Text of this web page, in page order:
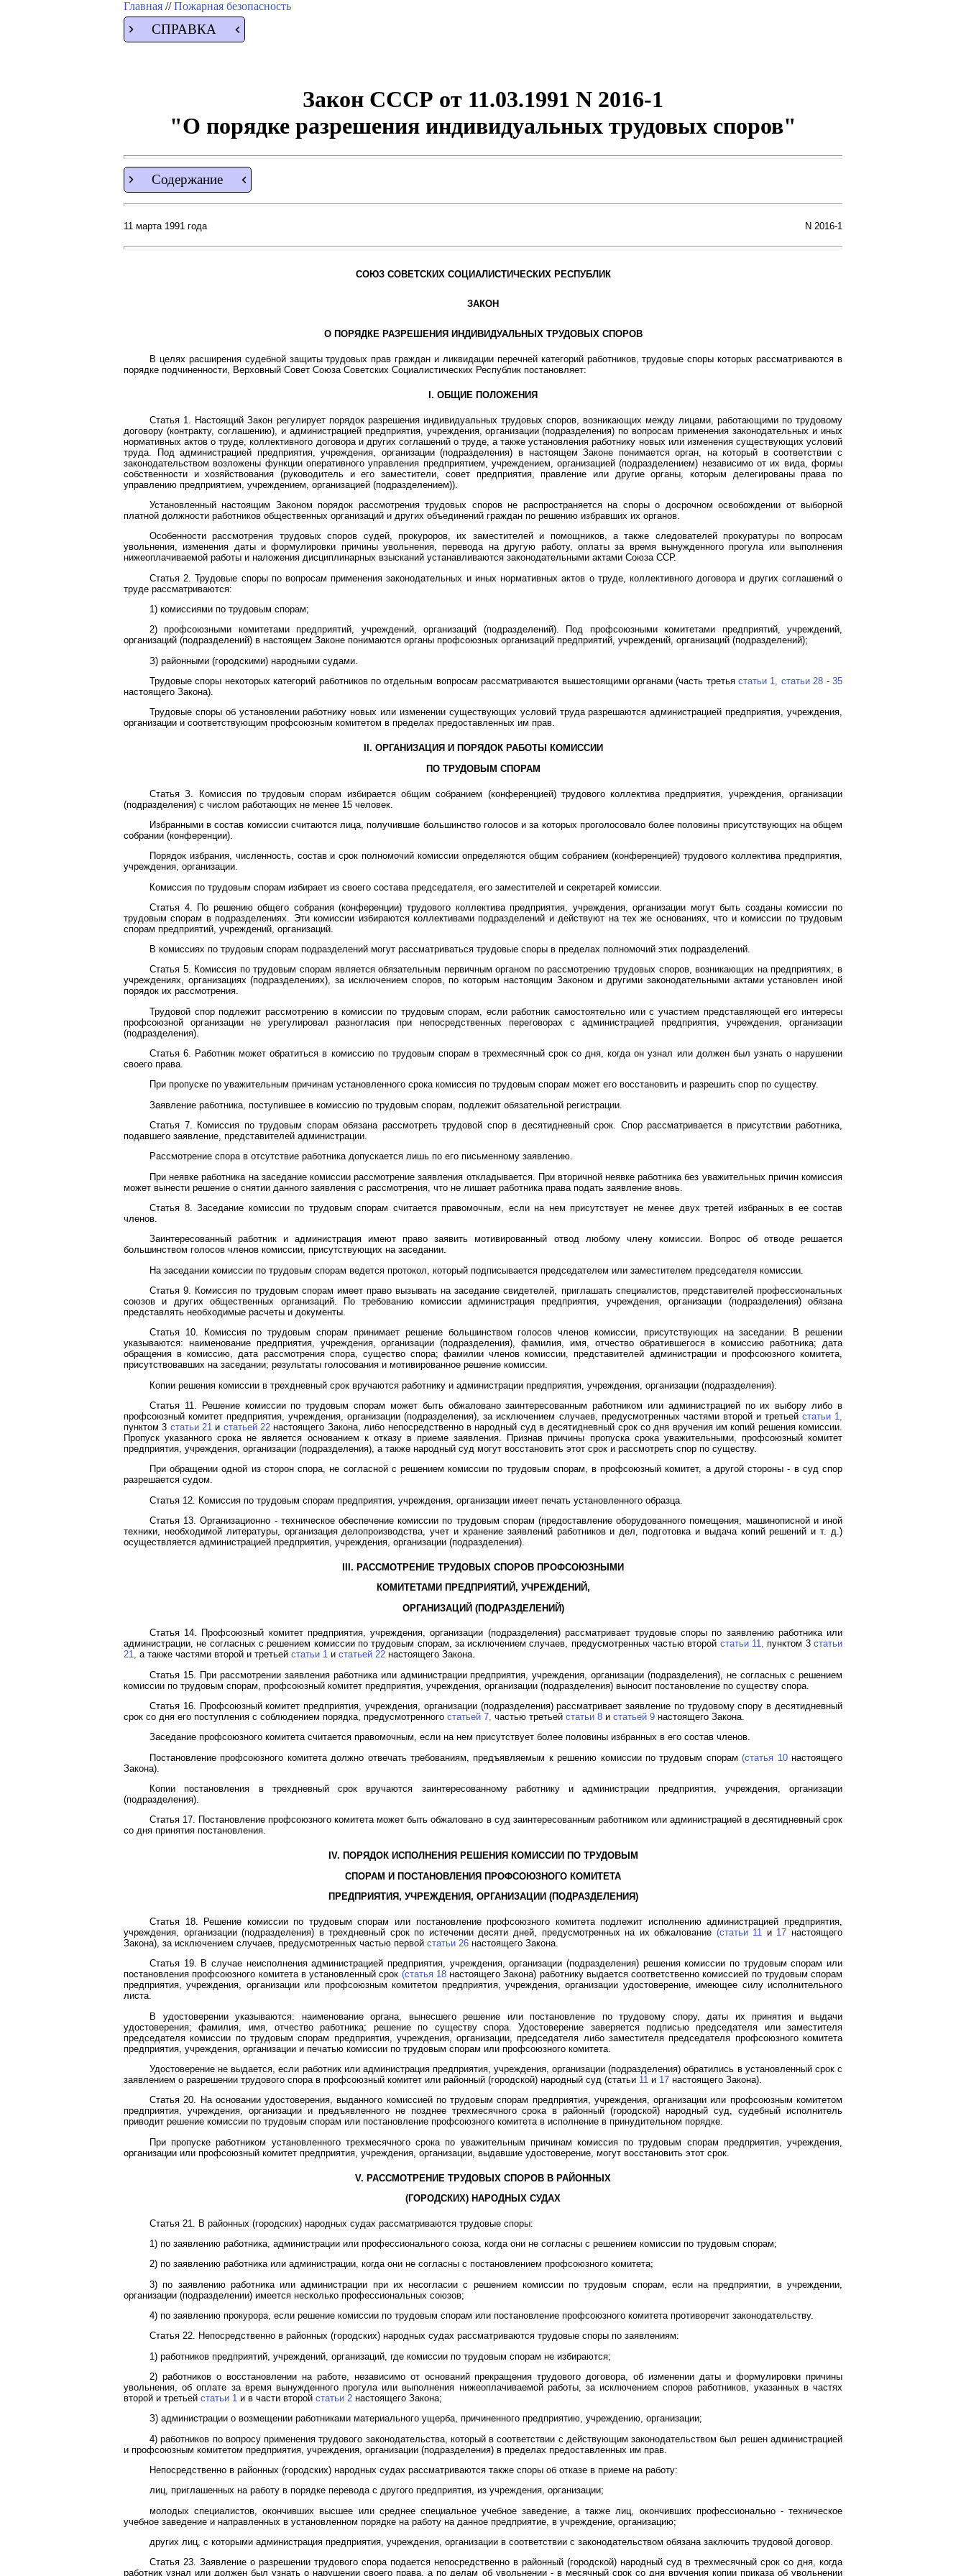
Главная //Пожарная безопасность
СПРАВКА
Закон СССР от 11.03.1991 N 2016-1
"О порядке разрешения индивидуальных трудовых споров"
Содержание
11 марта 1991 года N 2016-1
СОЮЗ СОВЕТСКИХ СОЦИАЛИСТИЧЕСКИХ РЕСПУБЛИК
ЗАКОН
О ПОРЯДКЕ РАЗРЕШЕНИЯ ИНДИВИДУАЛЬНЫХ ТРУДОВЫХ СПОРОВ
В целях расширения судебной защиты трудовых прав граждан и ликвидации перечней категорий работников, трудовые споры которых рассматриваются в
порядке подчиненности, Верховный Совет Союза Советских Социалистических Республик постановляет:
I. ОБЩИЕ ПОЛОЖЕНИЯ
Статья 1. Настоящий Закон регулирует порядок разрешения индивидуальных трудовых споров, возникающих между лицами, работающими по трудовому
договору (контракту, соглашению), и администрацией предприятия, учреждения, организации (подразделения) по вопросам применения законодательных и иных
нормативных актов о труде, коллективного договора и других соглашений о труде, а также установления работнику новых или изменения существующих условий
труда. Под администрацией предприятия, учреждения, организации (подразделения) в настоящем Законе понимается орган, на который в соответствии с
законодательством возложены функции оперативного управления предприятием, учреждением, организацией (подразделением) независимо от их вида, формы
собственности и хозяйствования (руководитель и его заместители, совет предприятия, правление или другие органы, которым делегированы права по
управлению предприятием, учреждением, организацией (подразделением)).
Установленный настоящим Законом порядок рассмотрения трудовых споров не распространяется на споры о досрочном освобождении от выборной
платной должности работников общественных организаций и других объединений граждан по решению избравших их органов.
Особенности рассмотрения трудовых споров судей, прокуроров, их заместителей и помощников, а также следователей прокуратуры по вопросам
увольнения, изменения даты и формулировки причины увольнения, перевода на другую работу, оплаты за время вынужденного прогула или выполнения
нижеоплачиваемой работы и наложения дисциплинарных взысканий устанавливаются законодательными актами Союза ССР.
Статья 2. Трудовые споры по вопросам применения законодательных и иных нормативных актов о труде, коллективного договора и других соглашений о
труде рассматриваются:
1) комиссиями по трудовым спорам;
2) профсоюзными комитетами предприятий, учреждений, организаций (подразделений). Под профсоюзными комитетами предприятий, учреждений,
организаций (подразделений) в настоящем Законе понимаются органы профсоюзных организаций предприятий, учреждений, организаций (подразделений);
З) районными (городскими) народными судами.
Трудовые споры некоторых категорий работников по отдельным вопросам рассматриваются вышестоящими органами (часть третьястатьи 1, статьи 28 -35
настоящего Закона).
Трудовые споры об установлении работнику новых или изменении существующих условий труда разрешаются администрацией предприятия, учреждения,
организации и соответствующим профсоюзным комитетом в пределах предоставленных им прав.
II. ОРГАНИЗАЦИЯ И ПОРЯДОК РАБОТЫ КОМИССИИ
ПО ТРУДОВЫМ СПОРАМ
Статья З. Комиссия по трудовым спорам избирается общим собранием (конференцией) трудового коллектива предприятия, учреждения, организации
(подразделения) с числом работающих не менее 15 человек.
Избранными в состав комиссии считаются лица, получившие большинство голосов и за которых проголосовало более половины присутствующих на общем
собрании (конференции).
Порядок избрания, численность, состав и срок полномочий комиссии определяются общим собранием (конференцией) трудового коллектива предприятия,
учреждения, организации.
Комиссия по трудовым спорам избирает из своего состава председателя, его заместителей и секретарей комиссии.
Статья 4. По решению общего собрания (конференции) трудового коллектива предприятия, учреждения, организации могут быть созданы комиссии по
трудовым спорам в подразделениях. Эти комиссии избираются коллективами подразделений и действуют на тех же основаниях, что и комиссии по трудовым
спорам предприятий, учреждений, организаций.
В комиссиях по трудовым спорам подразделений могут рассматриваться трудовые споры в пределах полномочий этих подразделений.
Статья 5. Комиссия по трудовым спорам является обязательным первичным органом по рассмотрению трудовых споров, возникающих на предприятиях, в
учреждениях, организациях (подразделениях), за исключением споров, по которым настоящим Законом и другими законодательными актами установлен иной
порядок их рассмотрения.
Трудовой спор подлежит рассмотрению в комиссии по трудовым спорам, если работник самостоятельно или с участием представляющей его интересы
профсоюзной организации не урегулировал разногласия при непосредственных переговорах с администрацией предприятия, учреждения, организации
(подразделения).
Статья 6. Работник может обратиться в комиссию по трудовым спорам в трехмесячный срок со дня, когда он узнал или должен был узнать о нарушении
своего права.
При пропуске по уважительным причинам установленного срока комиссия по трудовым спорам может его восстановить и разрешить спор по существу.
Заявление работника, поступившее в комиссию по трудовым спорам, подлежит обязательной регистрации.
Статья 7. Комиссия по трудовым спорам обязана рассмотреть трудовой спор в десятидневный срок. Спор рассматривается в присутствии работника,
подавшего заявление, представителей администрации.
Рассмотрение спора в отсутствие работника допускается лишь по его письменному заявлению.
При неявке работника на заседание комиссии рассмотрение заявления откладывается. При вторичной неявке работника без уважительных причин комиссия
может вынести решение о снятии данного заявления с рассмотрения, что не лишает работника права подать заявление вновь.
Статья 8. Заседание комиссии по трудовым спорам считается правомочным, если на нем присутствует не менее двух третей избранных в ее состав
членов.
Заинтересованный работник и администрация имеют право заявить мотивированный отвод любому члену комиссии. Вопрос об отводе решается
большинством голосов членов комиссии, присутствующих на заседании.
На заседании комиссии по трудовым спорам ведется протокол, который подписывается председателем или заместителем председателя комиссии.
Статья 9. Комиссия по трудовым спорам имеет право вызывать на заседание свидетелей, приглашать специалистов, представителей профессиональных
союзов и других общественных организаций. По требованию комиссии администрация предприятия, учреждения, организации (подразделения) обязана
представлять необходимые расчеты и документы.
Статья 10. Комиссия по трудовым спорам принимает решение большинством голосов членов комиссии, присутствующих на заседании. В решении
указываются: наименование предприятия, учреждения, организации (подразделения), фамилия, имя, отчество обратившегося в комиссию работника; дата
обращения в комиссию, дата рассмотрения спора, существо спора; фамилии членов комиссии, представителей администрации и профсоюзного комитета,
присутствовавших на заседании; результаты голосования и мотивированное решение комиссии.
Копии решения комиссии в трехдневный срок вручаются работнику и администрации предприятия, учреждения, организации (подразделения).
Статья 11. Решение комиссии по трудовым спорам может быть обжаловано заинтересованным работником или администрацией по их выбору либо в
профсоюзный комитет предприятия, учреждения, организации (подразделения), за исключением случаев, предусмотренных частями второй и третьей статьи 1,
пунктом 3 статьи 21 и статьей 22 настоящего Закона, либо непосредственно в народный суд в десятидневный срок со дня вручения им копий решения комиссии.
Пропуск указанного срока не является основанием к отказу в приеме заявления. Признав причины пропуска срока уважительными, профсоюзный комитет
предприятия, учреждения, организации (подразделения), а также народный суд могут восстановить этот срок и рассмотреть спор по существу.
При обращении одной из сторон спора, не согласной с решением комиссии по трудовым спорам, в профсоюзный комитет, а другой стороны - в суд спор
разрешается судом.
Статья 12. Комиссия по трудовым спорам предприятия, учреждения, организации имеет печать установленного образца.
Статья 13. Организационно - техническое обеспечение комиссии по трудовым спорам (предоставление оборудованного помещения, машинописной и иной
техники, необходимой литературы, организация делопроизводства, учет и хранение заявлений работников и дел, подготовка и выдача копий решений и т. д.)
осуществляется администрацией предприятия, учреждения, организации (подразделения).
III. РАССМОТРЕНИЕ ТРУДОВЫХ СПОРОВ ПРОФСОЮЗНЫМИ
КОМИТЕТАМИ ПРЕДПРИЯТИЙ, УЧРЕЖДЕНИЙ,
ОРГАНИЗАЦИЙ (ПОДРАЗДЕЛЕНИЙ)
Статья 14. Профсоюзный комитет предприятия, учреждения, организации (подразделения) рассматривает трудовые споры по заявлению работника или
администрации, не согласных с решением комиссии по трудовым спорам, за исключением случаев, предусмотренных частью второй статьи 11, пунктом 3статьи
21, а также частями второй и третьей статьи 1 и статьей 22 настоящего Закона.
Статья 15. При рассмотрении заявления работника или администрации предприятия, учреждения, организации (подразделения), не согласных с решением
комиссии по трудовым спорам, профсоюзный комитет предприятия, учреждения, организации (подразделения) выносит постановление по существу спора.
Статья 16. Профсоюзный комитет предприятия, учреждения, организации (подразделения) рассматривает заявление по трудовому спору в десятидневный
срок со дня его поступления с соблюдением порядка, предусмотренного статьей 7, частью третьей статьи 8 и статьей 9 настоящего Закона.
Заседание профсоюзного комитета считается правомочным, если на нем присутствует более половины избранных в его состав членов.
Постановление профсоюзного комитета должно отвечать требованиям, предъявляемым к решению комиссии по трудовым спорам(статья 10настоящего
Закона).
Копии постановления в трехдневный срок вручаются заинтересованному работнику и администрации предприятия, учреждения, организации
(подразделения).
Статья 17. Постановление профсоюзного комитета может быть обжаловано в суд заинтересованным работником или администрацией в десятидневный срок
со дня принятия постановления.
IV. ПОРЯДОК ИСПОЛНЕНИЯ РЕШЕНИЯ КОМИССИИ ПО ТРУДОВЫМ
СПОРАМ И ПОСТАНОВЛЕНИЯ ПРОФСОЮЗНОГО КОМИТЕТА
ПРЕДПРИЯТИЯ, УЧРЕЖДЕНИЯ, ОРГАНИЗАЦИИ (ПОДРАЗДЕЛЕНИЯ)
Статья 18. Решение комиссии по трудовым спорам или постановление профсоюзного комитета подлежит исполнению администрацией предприятия,
учреждения, организации (подразделения) в трехдневный срок по истечении десяти дней, предусмотренных на их обжалование (статьи 11 и 17 настоящего
Закона), за исключением случаев, предусмотренных частью первой статьи 26 настоящего Закона.
Статья 19. В случае неисполнения администрацией предприятия, учреждения, организации (подразделения) решения комиссии по трудовым спорам или
постановления профсоюзного комитета в установленный срок (статья 18настоящего Закона) работнику выдается соответственно комиссией по трудовым спорам
предприятия, учреждения, организации или профсоюзным комитетом предприятия, учреждения, организации удостоверение, имеющее силу исполнительного
листа.
В удостоверении указываются: наименование органа, вынесшего решение или постановление по трудовому спору, даты их принятия и выдачи
удостоверения; фамилия, имя, отчество работника; решение по существу спора. Удостоверение заверяется подписью председателя или заместителя
председателя комиссии по трудовым спорам предприятия, учреждения, организации, председателя либо заместителя председателя профсоюзного комитета
предприятия, учреждения, организации и печатью комиссии по трудовым спорам или профсоюзного комитета.
Удостоверение не выдается, если работник или администрация предприятия, учреждения, организации (подразделения) обратились в установленный срок с
заявлением о разрешении трудового спора в профсоюзный комитет или районный (городской) народный суд (статьи 11 и 17 настоящего Закона).
Статья 20. На основании удостоверения, выданного комиссией по трудовым спорам предприятия, учреждения, организации или профсоюзным комитетом
предприятия, учреждения, организации и предъявленного не позднее трехмесячного срока в районный (городской) народный суд, судебный исполнитель
приводит решение комиссии по трудовым спорам или постановление профсоюзного комитета в исполнение в принудительном порядке.
При пропуске работником установленного трехмесячного срока по уважительным причинам комиссия по трудовым спорам предприятия, учреждения,
организации или профсоюзный комитет предприятия, учреждения, организации, выдавшие удостоверение, могут восстановить этот срок.
V. РАССМОТРЕНИЕ ТРУДОВЫХ СПОРОВ В РАЙОННЫХ
(ГОРОДСКИХ) НАРОДНЫХ СУДАХ
Статья 21. В районных (городских) народных судах рассматриваются трудовые споры:
1) по заявлению работника, администрации или профессионального союза, когда они не согласны с решением комиссии по трудовым спорам;
2) по заявлению работника или администрации, когда они не согласны с постановлением профсоюзного комитета;
3) по заявлению работника или администрации при их несогласии с решением комиссии по трудовым спорам, если на предприятии, в учреждении,
организации (подразделении) имеется несколько профессиональных союзов;
4) по заявлению прокурора, если решение комиссии по трудовым спорам или постановление профсоюзного комитета противоречит законодательству.
Статья 22. Непосредственно в районных (городских) народных судах рассматриваются трудовые споры по заявлениям:
1) работников предприятий, учреждений, организаций, где комиссии по трудовым спорам не избираются;
2) работников о восстановлении на работе, независимо от оснований прекращения трудового договора, об изменении даты и формулировки причины
увольнения, об оплате за время вынужденного прогула или выполнения нижеоплачиваемой работы, за исключением споров работников, указанных в частях
второй и третьей статьи 1 и в части второй статьи 2 настоящего Закона;
З) администрации о возмещении работниками материального ущерба, причиненного предприятию, учреждению, организации;
4) работников по вопросу применения трудового законодательства, который в соответствии с действующим законодательством был решен администрацией
и профсоюзным комитетом предприятия, учреждения, организации (подразделения) в пределах предоставленных им прав.
Непосредственно в районных (городских) народных судах рассматриваются также споры об отказе в приеме на работу:
лиц, приглашенных на работу в порядке перевода с другого предприятия, из учреждения, организации;
молодых специалистов, окончивших высшее или среднее специальное учебное заведение, а также лиц, окончивших профессионально - техническое
учебное заведение и направленных в установленном порядке на работу на данное предприятие, в учреждение, организацию;
других лиц, с которыми администрация предприятия, учреждения, организации в соответствии с законодательством обязана заключить трудовой договор.
Статья 23. Заявление о разрешении трудового спора подается непосредственно в районный (городской) народный суд в трехмесячный срок со дня, когда
работник узнал или должен был узнать о нарушении своего права, а по делам об увольнении - в месячный срок со дня вручения копии приказа об увольнении